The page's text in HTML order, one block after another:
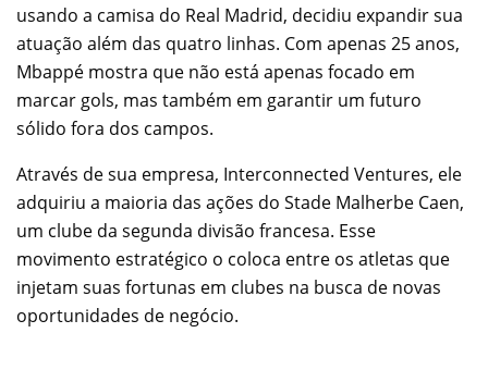
usando a camisa do Real Madrid, decidiu expandir sua
atuação além das quatro linhas. Com apenas 25 anos,
Mbappé mostra que não está apenas focado em
marcar gols, mas também em garantir um futuro
sólido fora dos campos.
Através de sua empresa, Interconnected Ventures, ele
adquiriu a maioria das ações do Stade Malherbe Caen,
um clube da segunda divisão francesa. Esse
movimento estratégico o coloca entre os atletas que
injetam suas fortunas em clubes na busca de novas
oportunidades de negócio.